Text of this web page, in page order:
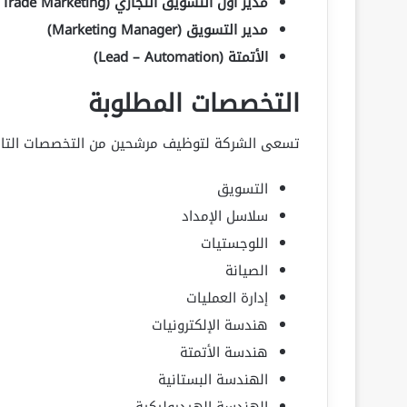
مدير التسويق (Marketing Manager)
الأتمتة (Lead – Automation)
التخصصات المطلوبة
تسعى الشركة لتوظيف مرشحين من التخصصات
التسويق
سلاسل الإمداد
اللوجستيات
الصيانة
إدارة العمليات
هندسة الإلكترونيات
هندسة الأتمتة
الهندسة البستانية